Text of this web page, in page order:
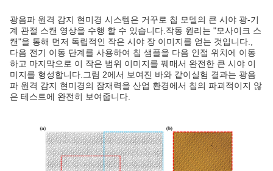
광음파 원격 감지 현미경 시스템은 거꾸로 칩 모델의 큰 시야 광-기
계 관절 스캔 영상을 수행 할 수 있습니다.작동 원리는 "모사이크 스
캔"을 통해 먼저 독립적인 작은 시야 장 이미지를 얻는 것입니다.,
다음 전기 이동 단계를 사용하여 칩 샘플을 다음 인접 위치에 이동
하고 마지막으로 이 작은 범위 이미지를 꿰매서 완전한 큰 시야 이
미지를 형성합니다.그림 2에서 보여진 바와 같이실험 결과는 광음
파 원격 감지 현미경의 잠재력을 산업 환경에서 칩의 파괴적이지 않
은 테스트에 완전히 보여줍니다.